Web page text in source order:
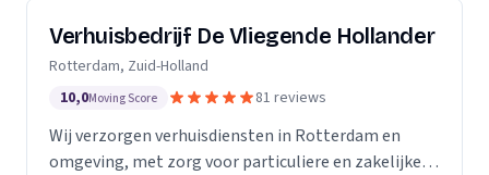
Verhuisbedrijf De Vliegende Hollander
Rotterdam, Zuid-Holland
10,0Moving Score 81 reviews
Wij verzorgen verhuisdiensten in Rotterdam en
omgeving, met zorg voor particuliere en zakelijke